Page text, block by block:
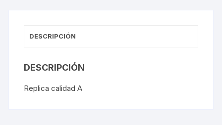
DESCRIPCIÓN
DESCRIPCIÓN
Replica calidad A